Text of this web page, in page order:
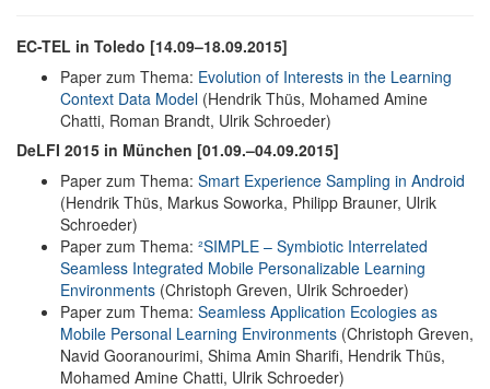
EC-TEL in Toledo [14.09–18.09.2015]
Paper zum Thema: Evolution of Interests in the Learning
Context Data Model (Hendrik Thüs, Mohamed Amine
Chatti, Roman Brandt, Ulrik Schroeder)
DeLFI 2015 in München [01.09.–04.09.2015]
Paper zum Thema: Smart Experience Sampling in Android
(Hendrik Thüs, Markus Soworka, Philipp Brauner, Ulrik
Schroeder)
Paper zum Thema: ²SIMPLE – Symbiotic Interrelated
Seamless Integrated Mobile Personalizable Learning
Environments (Christoph Greven, Ulrik Schroeder)
Paper zum Thema: Seamless Application Ecologies as
Mobile Personal Learning Environments (Christoph Greven,
Navid Gooranourimi, Shima Amin Sharifi, Hendrik Thüs,
Mohamed Amine Chatti, Ulrik Schroeder)